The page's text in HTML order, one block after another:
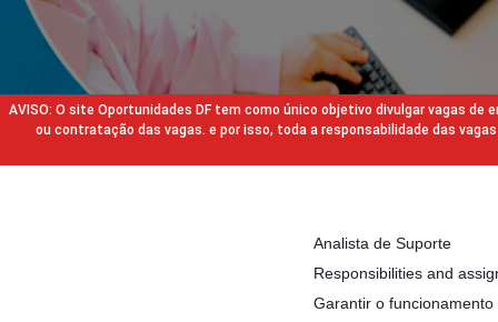
AVISO: O site Oportunidades DF tem como único objetivo divulgar vagas
ou contratação das vagas. e por isso, toda a responsabilidade das
Analista de Suporte
Responsibilities and
Garantir o